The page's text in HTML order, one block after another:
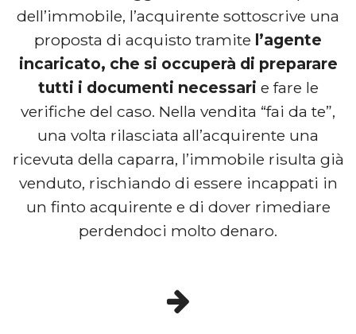
dell’immobile, l’acquirente sottoscrive una
proposta di acquisto tramite l’agente
incaricato, che si occuperà di preparare
tutti i documenti necessari e fare le
verifiche del caso. Nella vendita “fai da te”,
una volta rilasciata all’acquirente una
ricevuta della caparra, l’immobile risulta già
venduto, rischiando di essere incappati in
un finto acquirente e di dover rimediare
perdendoci molto denaro.